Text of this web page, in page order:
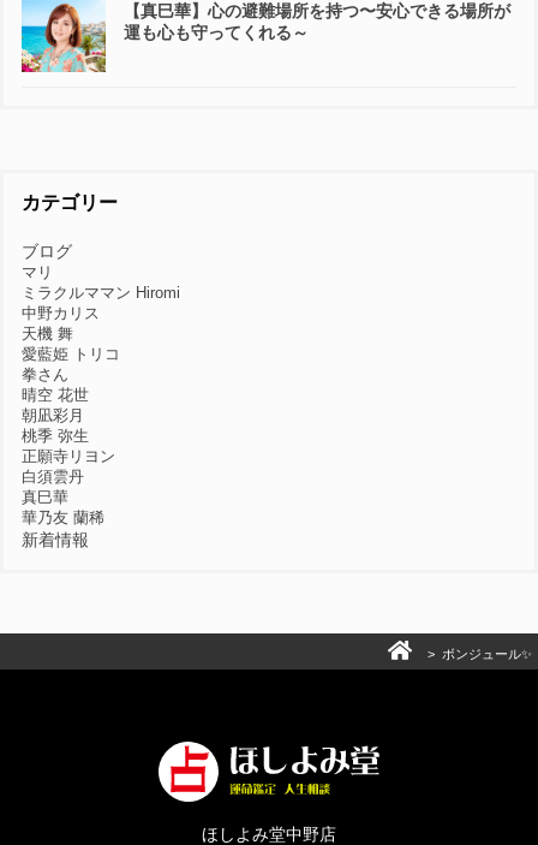
【真巳華】心の避難場所を持つ〜安心できる場所が
運も心も守ってくれる～
カテゴリー
ブログ
マリ
ミラクルママン Hiromi
中野カリス
天機 舞
愛藍姫 トリコ
拳さん
晴空 花世
朝凪彩月
桃季 弥生
正願寺リヨン
白須雲丹
真巳華
華乃友 蘭稀
新着情報
> ボンジュール✨
ほしよみ堂中野店